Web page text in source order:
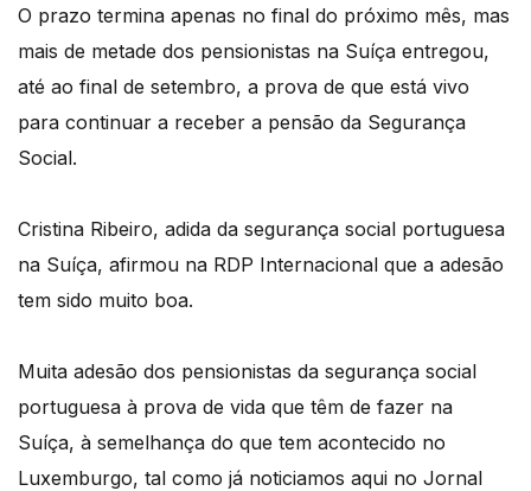
O prazo termina apenas no final do próximo mês, mas
mais de metade dos pensionistas na Suíça entregou,
até ao final de setembro, a prova de que está vivo
para continuar a receber a pensão da Segurança
Social.
Cristina Ribeiro, adida da segurança social portuguesa
na Suíça, afirmou na RDP Internacional que a adesão
tem sido muito boa.
Muita adesão dos pensionistas da segurança social
portuguesa à prova de vida que têm de fazer na
Suíça, à semelhança do que tem acontecido no
Luxemburgo, tal como já noticiamos aqui no Jornal